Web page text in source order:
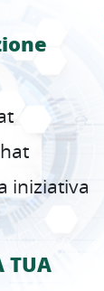
iniziativa
TUA